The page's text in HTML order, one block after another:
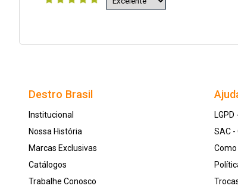
Destro Brasil
Institucional
Nossa História
Marcas Exclusivas
Catálogos
Trabalhe Conosco
SAC